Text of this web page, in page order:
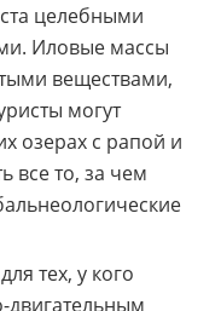
целебными
Иловые массы
веществами,
могут
озерах с рапой и
все то, за чем
тех, у кого